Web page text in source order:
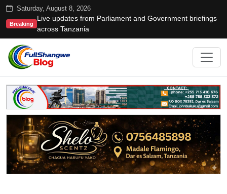
Saturday, August 8, 2026
Breaking
Live updates from Parliament and Government briefings
across Tanzania